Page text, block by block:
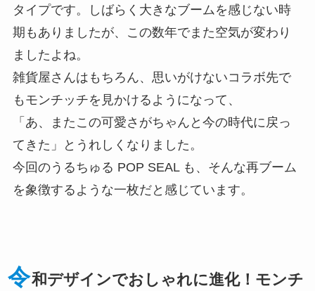
タイプです。しばらく大きなブームを感じない時
期もありましたが、この数年でまた空気が変わり
ましたよね。
雑貨屋さんはもちろん、思いがけないコラボ先で
もモンチッチを見かけるようになって、
「あ、またこの可愛さがちゃんと今の時代に戻っ
てきた」とうれしくなりました。
今回のうるちゅる POP SEAL も、そんな再ブーム
を象徴するような一枚だと感じています。
令和デザインでおしゃれに進化！モンチ